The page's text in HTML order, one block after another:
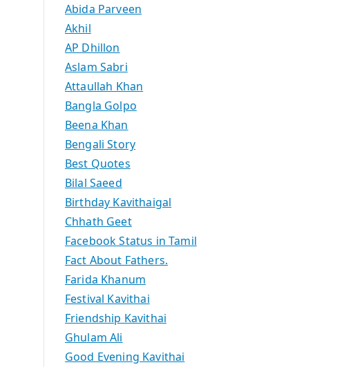
Abida Parveen
Akhil
AP Dhillon
Aslam Sabri
Attaullah Khan
Bangla Golpo
Beena Khan
Bengali Story
Best Quotes
Bilal Saeed
Birthday Kavithaigal
Chhath Geet
Facebook Status in Tamil
Fact About Fathers.
Farida Khanum
Festival Kavithai
Friendship Kavithai
Ghulam Ali
Good Evening Kavithai